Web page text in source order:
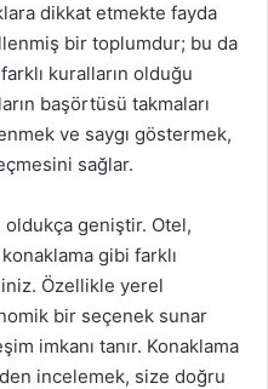
dikkat etmekte fayda
bir toplumdur; bu da
kuralların olduğu
başörtüsü takmaları
ve saygı göstermek,
sağlar.
oldukça geniştir. Otel,
gibi farklı
Özellikle yerel
bir seçenek sunar
imkanı tanır. Konaklama
incelemek, size doğru